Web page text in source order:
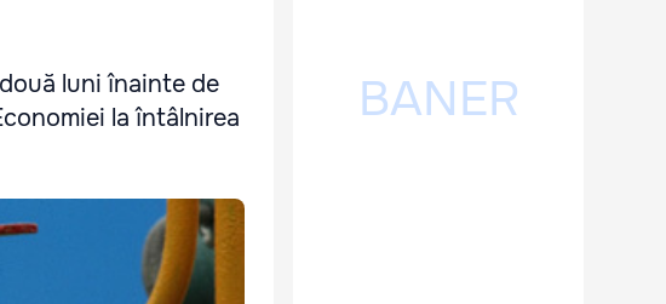
luni înainte de
la întâlnirea